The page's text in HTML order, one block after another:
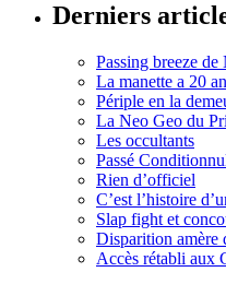
Derniers
Passing breeze de
La manette a 20
Périple en la
La Neo Geo du
Les occultants
Passé
Rien d’officiel
C’est l’histoire
Slap fight et
Disparition amère
Accès rétabli aux